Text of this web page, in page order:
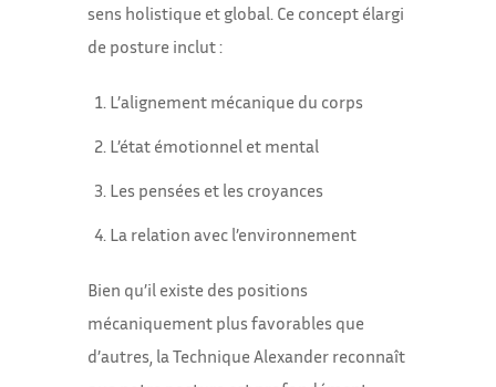
sens holistique et global. Ce concept élargi
de posture inclut :
L’alignement mécanique du corps
L’état émotionnel et mental
Les pensées et les croyances
La relation avec l’environnement
Bien qu’il existe des positions
mécaniquement plus favorables que
d’autres, la Technique Alexander reconnaît